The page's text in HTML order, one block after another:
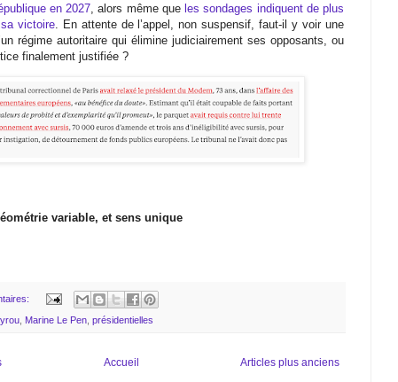
en 2027, alors même que les sondages indiquent de plus
victoire. En attente de l’appel, non suspensif, faut-il y voir une
régime autoritaire qui élimine judiciairement ses opposants, ou
finalement justifiée ?
variable, et sens unique
Marine Le Pen présidentielles
Articles plus anciens
Accueil